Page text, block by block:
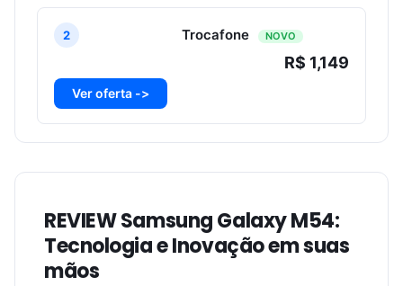
2 Trocafone NOVO
R$ 1,149
Ver oferta ->
REVIEW Samsung Galaxy M54:
Tecnologia e Inovação em suas
mãos